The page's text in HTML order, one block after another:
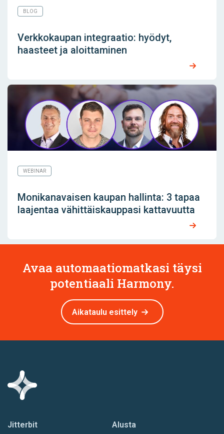
BLOG
Verkkokaupan integraatio: hyödyt,
haasteet ja aloittaminen
WEBINAR
Monikanavaisen kaupan hallinta: 3 tapaa
laajentaa vähittäiskauppasi kattavuutta
Avaa automaatiomatkasi täysi
potentiaali Harmony.
Aikataulu esittely
Jitterbit Alusta